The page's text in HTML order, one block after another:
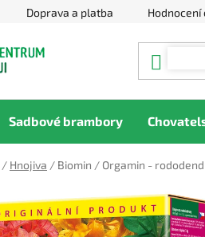
Doprava a platba Hodnocení
Sadbové brambory
/ Hnojiva / Biomin / Orgamin -